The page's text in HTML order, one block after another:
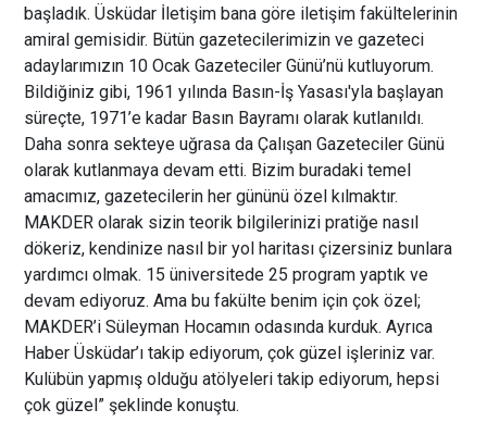
başladık. Üsküdar İletişim bana göre iletişim fakültelerinin
amiral gemisidir. Bütün gazetecilerimizin ve gazeteci
adaylarımızın 10 Ocak Gazeteciler Günü’nü kutluyorum.
Bildiğiniz gibi, 1961 yılında Basın-İş Yasası'yla başlayan
süreçte, 1971’e kadar Basın Bayramı olarak kutlanıldı.
Daha sonra sekteye uğrasa da Çalışan Gazeteciler Günü
olarak kutlanmaya devam etti. Bizim buradaki temel
amacımız, gazetecilerin her gününü özel kılmaktır.
MAKDER olarak sizin teorik bilgilerinizi pratiğe nasıl
dökeriz, kendinize nasıl bir yol haritası çizersiniz bunlara
yardımcı olmak. 15 üniversitede 25 program yaptık ve
devam ediyoruz. Ama bu fakülte benim için çok özel;
MAKDER’i Süleyman Hocamın odasında kurduk. Ayrıca
Haber Üsküdar’ı takip ediyorum, çok güzel işleriniz var.
Kulübün yapmış olduğu atölyeleri takip ediyorum, hepsi
çok güzel” şeklinde konuştu.